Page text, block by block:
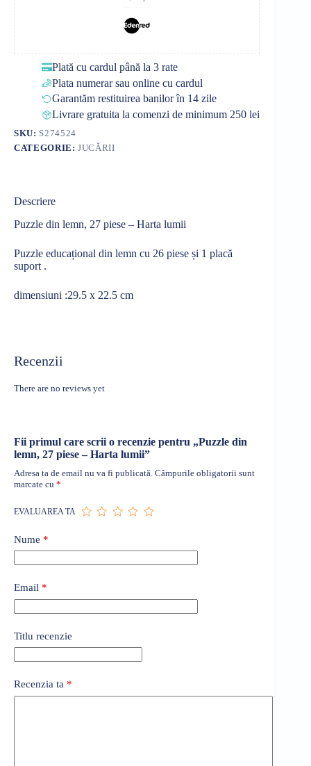
Plată cu cardul până la 3 rate
Plata numerar sau online cu cardul
Garantăm restituirea banilor în 14 zile
Livrare gratuita la comenzi de minimum 250 lei
SKU: S274524
CATEGORIE:JUCĂRII
Descriere
Puzzle din lemn, 27 piese – Harta lumii
Puzzle educațional din lemn cu 26 piese și 1 placă
suport .
dimensiuni :29.5 x 22.5 cm
Recenzii
There are no reviews yet
Fii primul care scrii o recenzie pentru „Puzzle din
lemn, 27 piese – Harta lumii”
Adresa ta de email nu va fi publicată. Câmpurile obligatorii sunt
marcate cu *
EVALUAREA TA
Nume *
Email *
Titlu recenzie
Recenzia ta *